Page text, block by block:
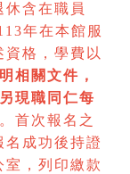
含在職員
年在本館服
格，學費以
相關文件，
另現職同仁每
首次報名之
成功後持證
室，列印繳款